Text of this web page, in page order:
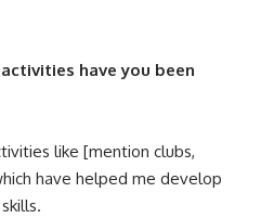
have you been
like [mention clubs,
have helped me develop